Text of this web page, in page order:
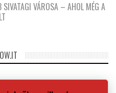
SIVATAGI VÁROSA – AHOL MÉG A